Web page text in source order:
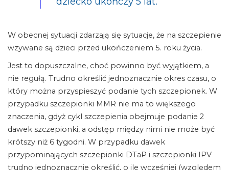
W obecnej sytuacji zdarzają się sytuacje, że na szczepienie
wzywane są dzieci przed ukończeniem 5. roku życia.
Jest to dopuszczalne, choć powinno być wyjątkiem, a
nie regułą. Trudno określić jednoznacznie okres czasu, o
który można przyspieszyć podanie tych szczepionek. W
przypadku szczepionki MMR nie ma to większego
znaczenia, gdyż cykl szczepienia obejmuje podanie 2
dawek szczepionki, a odstęp między nimi nie może być
krótszy niż 6 tygodni. W przypadku dawek
przypominających szczepionki DTaP i szczepionki IPV
trudno jednoznacznie określić, o ile wcześniej (względem